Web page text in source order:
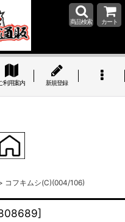
商品検索 カート
利用案内 新規登録
コフキムシ(C)(004/106)
]